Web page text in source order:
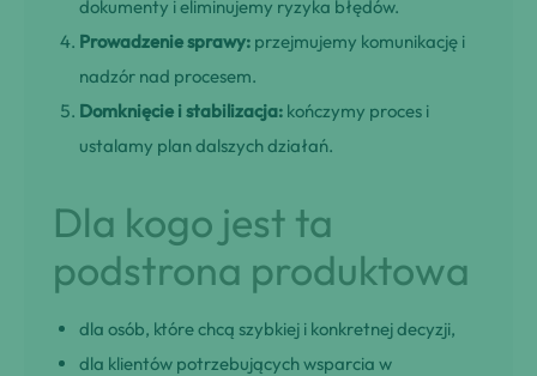
dokumenty i eliminujemy ryzyka błędów.
Prowadzenie sprawy: przejmujemy komunikację i
nadzór nad procesem.
Domknięcie i stabilizacja: kończymy proces i
ustalamy plan dalszych działań.
Dla kogo jest ta
podstrona produktowa
dla osób, które chcą szybkiej i konkretnej decyzji,
dla klientów potrzebujących wsparcia w